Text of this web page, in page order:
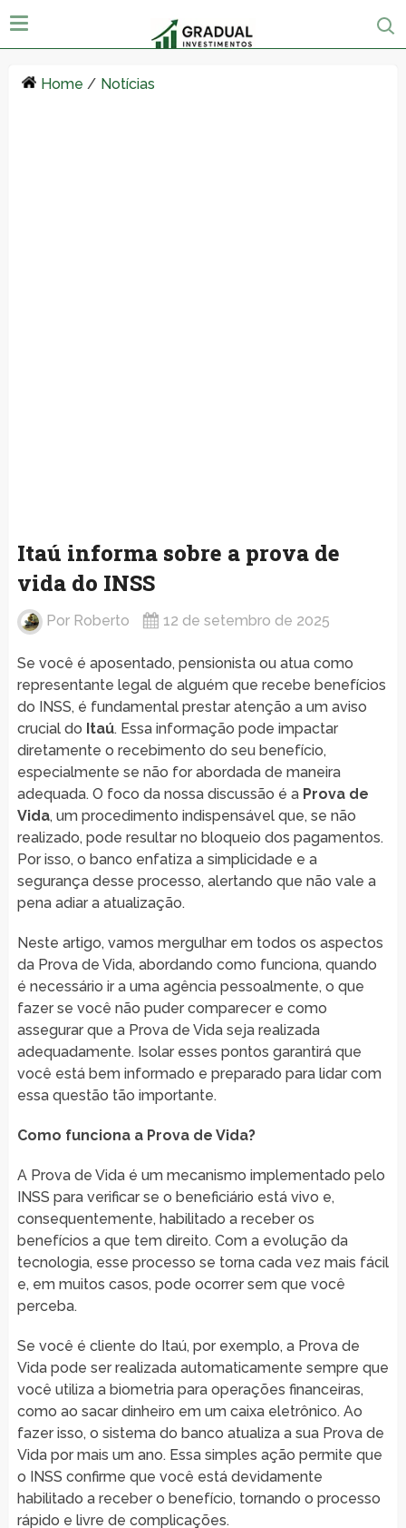
Home / Notícias
Itaú informa sobre a prova de
vida do INSS
Por Roberto 12 de setembro de 2025
Se você é aposentado, pensionista ou atua como
representante legal de alguém que recebe benefícios
do INSS, é fundamental prestar atenção a um aviso
crucial do Itaú. Essa informação pode impactar
diretamente o recebimento do seu benefício,
especialmente se não for abordada de maneira
adequada. O foco da nossa discussão é a Prova de
Vida, um procedimento indispensável que, se não
realizado, pode resultar no bloqueio dos pagamentos.
Por isso, o banco enfatiza a simplicidade e a
segurança desse processo, alertando que não vale a
pena adiar a atualização.
Neste artigo, vamos mergulhar em todos os aspectos
da Prova de Vida, abordando como funciona, quando
é necessário ir a uma agência pessoalmente, o que
fazer se você não puder comparecer e como
assegurar que a Prova de Vida seja realizada
adequadamente. Isolar esses pontos garantirá que
você está bem informado e preparado para lidar com
essa questão tão importante.
Como funciona a Prova de Vida?
A Prova de Vida é um mecanismo implementado pelo
INSS para verificar se o beneficiário está vivo e,
consequentemente, habilitado a receber os
benefícios a que tem direito. Com a evolução da
tecnologia, esse processo se torna cada vez mais fácil
e, em muitos casos, pode ocorrer sem que você
perceba.
Se você é cliente do Itaú, por exemplo, a Prova de
Vida pode ser realizada automaticamente sempre que
você utiliza a biometria para operações financeiras,
como ao sacar dinheiro em um caixa eletrônico. Ao
fazer isso, o sistema do banco atualiza a sua Prova de
Vida por mais um ano. Essa simples ação permite que
o INSS confirme que você está devidamente
habilitado a receber o benefício, tornando o processo
rápido e livre de complicações.